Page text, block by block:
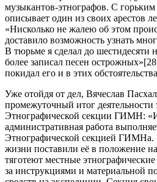
музыкантов-этнографов. С
описывает один из своих арестов
«Нисколько не жалею об этом
доставило возможность узнать
В тюрьме я сделал до шестидесяти
более записал песен
покидал его и в этих
Уже отойдя от дел, Вячеслав
промежуточный итог деятельности
Этнографической секции ГИМН:
административная работа
Этнографической секцией ГИМНа.
жизни поставили её в положение
тяготеют местные
за инструкциями и материальной